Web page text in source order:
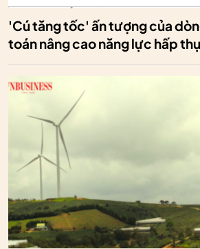
'Cú tăng tốc' ấn tượng của
toán nâng cao năng lực hấp thụ